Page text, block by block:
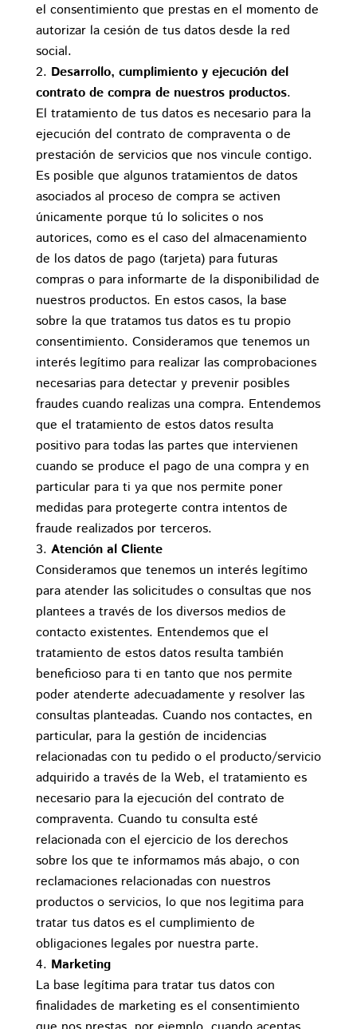
el consentimiento que prestas en el momento de
autorizar la cesión de tus datos desde la red
social.
Desarrollo, cumplimiento y ejecución del
contrato de compra de nuestros productos.
El tratamiento de tus datos es necesario para la
ejecución del contrato de compraventa o de
prestación de servicios que nos vincule contigo.
Es posible que algunos tratamientos de datos
asociados al proceso de compra se activen
únicamente porque tú lo solicites o nos
autorices, como es el caso del almacenamiento
de los datos de pago (tarjeta) para futuras
compras o para informarte de la disponibilidad de
nuestros productos. En estos casos, la base
sobre la que tratamos tus datos es tu propio
consentimiento. Consideramos que tenemos un
interés legítimo para realizar las comprobaciones
necesarias para detectar y prevenir posibles
fraudes cuando realizas una compra. Entendemos
que el tratamiento de estos datos resulta
positivo para todas las partes que intervienen
cuando se produce el pago de una compra y en
particular para ti ya que nos permite poner
medidas para protegerte contra intentos de
fraude realizados por terceros.
Atención al Cliente
Consideramos que tenemos un interés legítimo
para atender las solicitudes o consultas que nos
plantees a través de los diversos medios de
contacto existentes. Entendemos que el
tratamiento de estos datos resulta también
beneficioso para ti en tanto que nos permite
poder atenderte adecuadamente y resolver las
consultas planteadas. Cuando nos contactes, en
particular, para la gestión de incidencias
relacionadas con tu pedido o el producto/servicio
adquirido a través de la Web, el tratamiento es
necesario para la ejecución del contrato de
compraventa. Cuando tu consulta esté
relacionada con el ejercicio de los derechos
sobre los que te informamos más abajo, o con
reclamaciones relacionadas con nuestros
productos o servicios, lo que nos legitima para
tratar tus datos es el cumplimiento de
obligaciones legales por nuestra parte.
Marketing
La base legítima para tratar tus datos con
finalidades de marketing es el consentimiento